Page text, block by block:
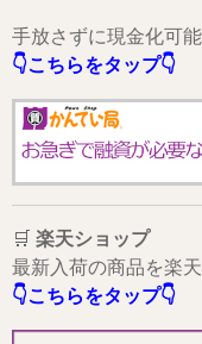
手放さずに現金化可
👇こちらをタップ👇
🛒 楽天ショップ
最新入荷の商品を楽
👇こちらをタップ👇